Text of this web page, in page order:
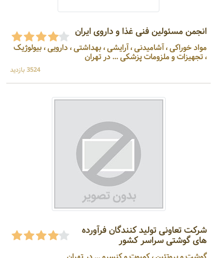
انجمن مسئولین فنی غذا و داروی ایران
مواد خوراکی ، آشامیدنی ، آرایشی ، بهداشتی ، دارویی ، بیولوژیک
، تجهیزات و ملزومات پزشکی ... در تهران
3524 بازدید
شرکت تعاونی تولید کنندگان فرآورده
های گوشتی سراسر کشور